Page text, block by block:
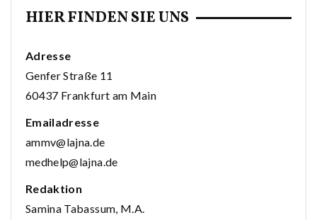
HIER FINDEN SIE UNS
Adresse
Genfer Straße 11
60437 Frankfurt am Main
Emailadresse
ammv@lajna.de
medhelp@lajna.de
Redaktion
Samina Tabassum, M.A.